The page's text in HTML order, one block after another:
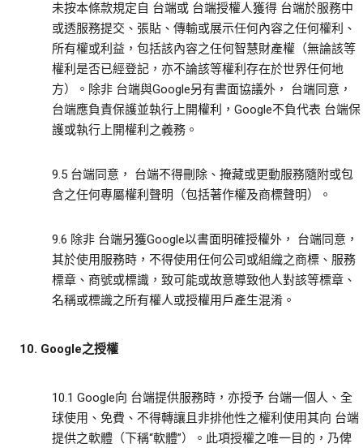
未按本條款規定自 台端或 台端授權人獲得 台端於服務中
或透服務提交、張貼、傳輸或展示任何內容之任何權利、
所有權或利益，包括該內容之任何智慧財產權（無論該等
權利是否已經登記，亦不論該等權利存在於世界任何地
方）。除非 台端與Google另有書面協議外， 台端同意，
台端應負責保護並執行上開權利，Google不負代表 台端保
護或執行上開權利之義務。
9.5 台端同意， 台端不得刪除、掩藏或更動服務隨附或包
含之任何專屬權利聲明（包括著作權及商標聲明）。
9.6 除非 台端另獲Google以書面明確授權外， 台端同意，
其於使用服務時，不得使用任何公司或組織之商標、服務
標章、商號或標識，致可能或故意導致他人對該等標章、
名稱或標識之所有權人或授權用戶產生混淆。
10. Google之授權
10.1 Google向 台端提供服務時，亦授予 台端一個人、全
球使用、免費、不得轉讓且非排他性之權利使用其向 台端
提供之軟體（下稱“軟體”）。此項授權之唯一目的，乃俾